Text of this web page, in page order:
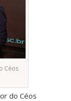
Céos
do Céos